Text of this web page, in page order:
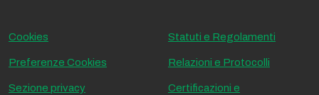
Cookies
Preferenze Cookies
Sezione privacy
Statuti e Regolamenti
Relazioni e Protocolli
Certificazioni e